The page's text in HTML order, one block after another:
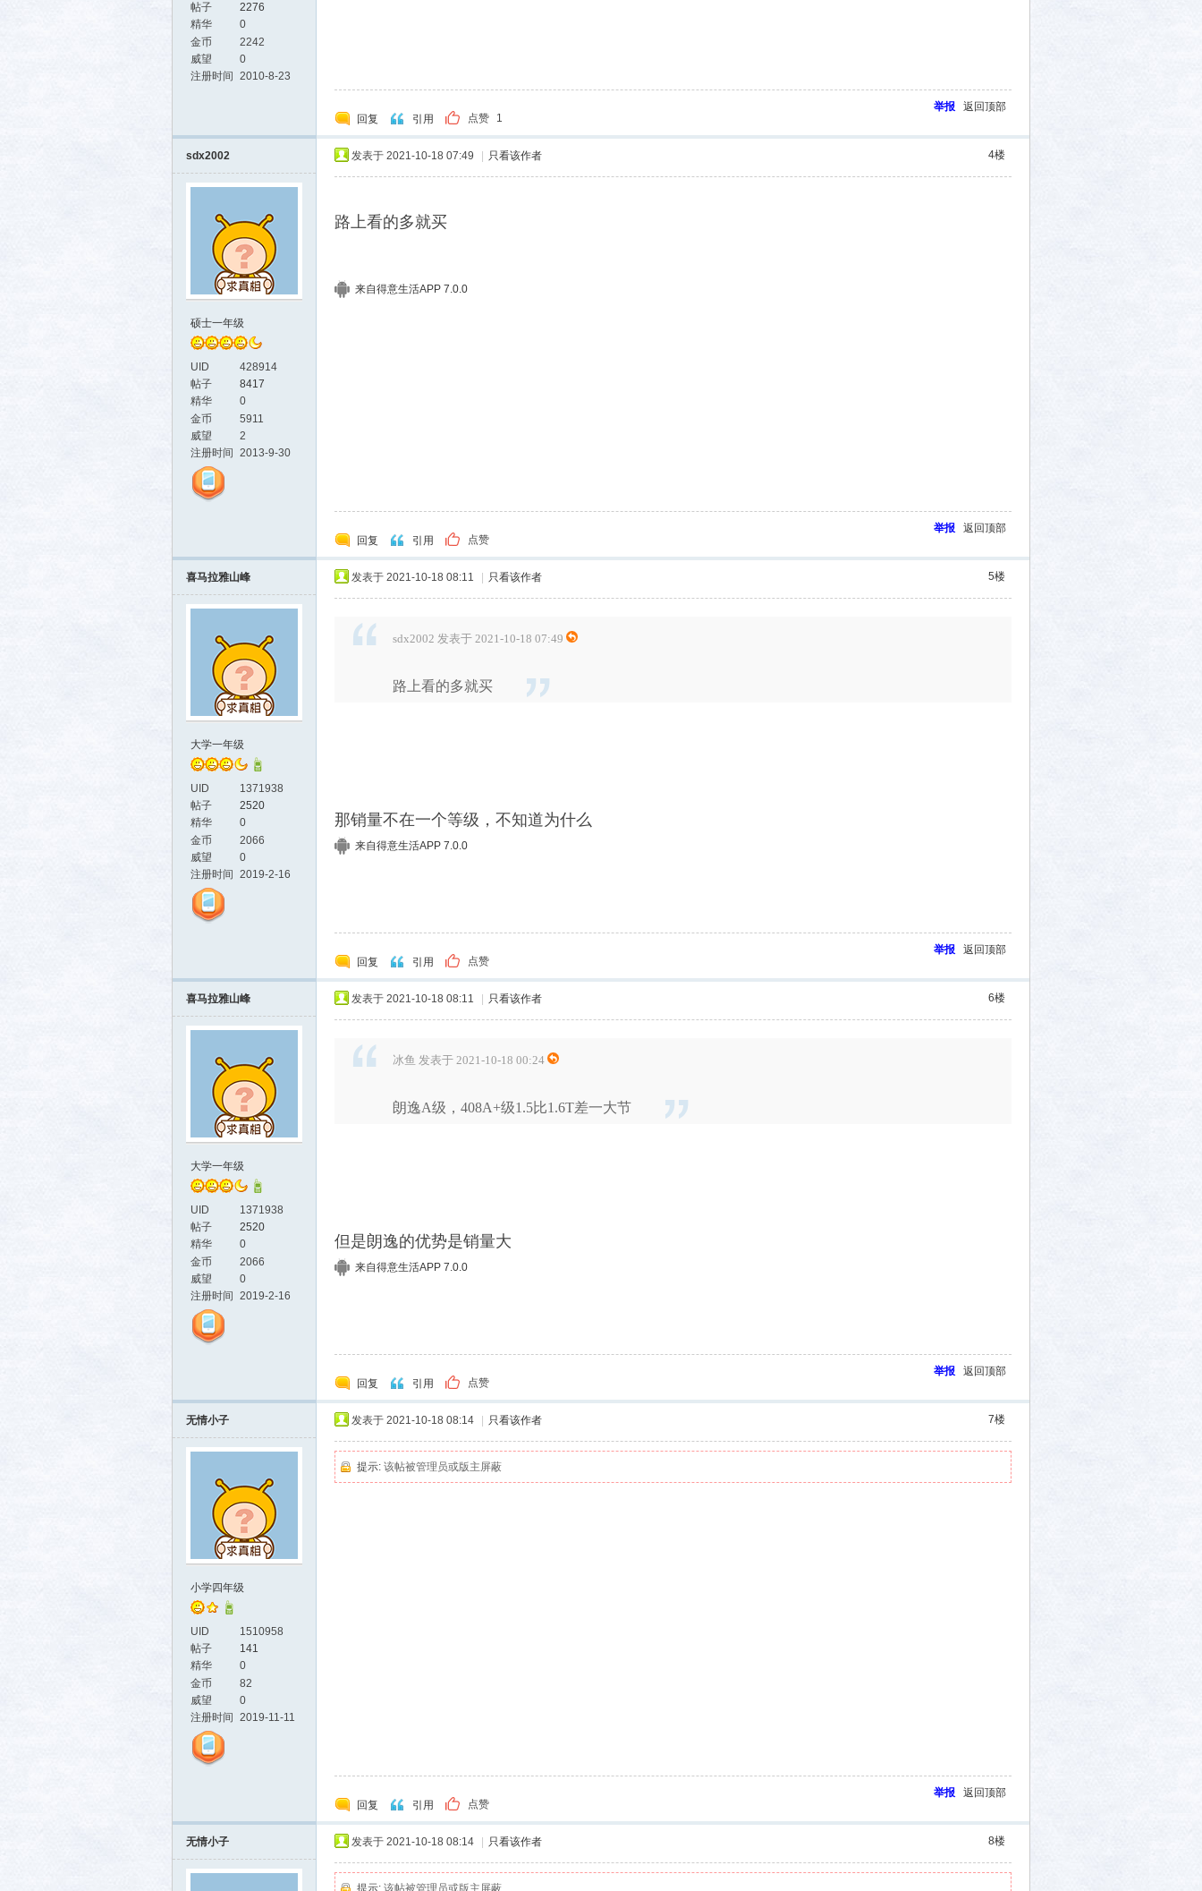
帖子
2276
精华
0
金币
2242
威望
0
注册时间
2010-8-23
回复 引用 点赞 1
举报 返回顶部
sdx2002
硕士一年级
UID
428914
帖子
8417
精华
0
金币
5911
威望
2
注册时间
2013-9-30
4楼
发表于 2021-10-18 07:49 只看该作者
路上看的多就买
来自得意生活APP 7.0.0
回复 引用 点赞
举报 返回顶部
喜马拉雅山峰
大学一年级
UID
1371938
帖子
2520
精华
0
金币
2066
威望
0
注册时间
2019-2-16
5楼
发表于 2021-10-18 08:11 只看该作者
sdx2002 发表于 2021-10-18 07:49
路上看的多就买
那销量不在一个等级，不知道为什么
来自得意生活APP 7.0.0
回复 引用 点赞
举报 返回顶部
喜马拉雅山峰
大学一年级
UID
1371938
帖子
2520
精华
0
金币
2066
威望
0
注册时间
2019-2-16
6楼
发表于 2021-10-18 08:11 只看该作者
冰鱼 发表于 2021-10-18 00:24
朗逸A级，408A+级1.5比1.6T差一大节
但是朗逸的优势是销量大
来自得意生活APP 7.0.0
回复 引用 点赞
举报 返回顶部
无情小子
小学四年级
UID
1510958
帖子
141
精华
0
金币
82
威望
0
注册时间
2019-11-11
7楼
发表于 2021-10-18 08:14 只看该作者
提示: 该帖被管理员或版主屏蔽
回复 引用 点赞
举报 返回顶部
无情小子 8楼
发表于 2021-10-18 08:14 只看该作者
提示: 该帖被管理员或版主屏蔽